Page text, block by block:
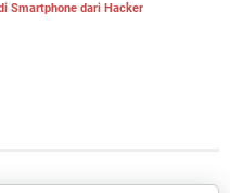
Smartphone dari Hacker